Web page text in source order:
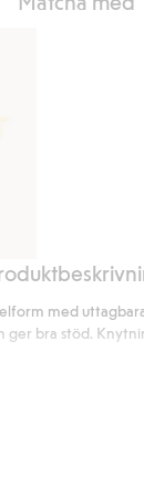
med
ger bra stöd.
återvunnen